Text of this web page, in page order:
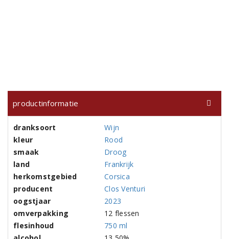
productinformatie
dranksoort
Wijn
kleur
Rood
smaak
Droog
land
Frankrijk
herkomstgebied
Corsica
producent
Clos Venturi
oogstjaar
2023
omverpakking
12 flessen
flesinhoud
750 ml